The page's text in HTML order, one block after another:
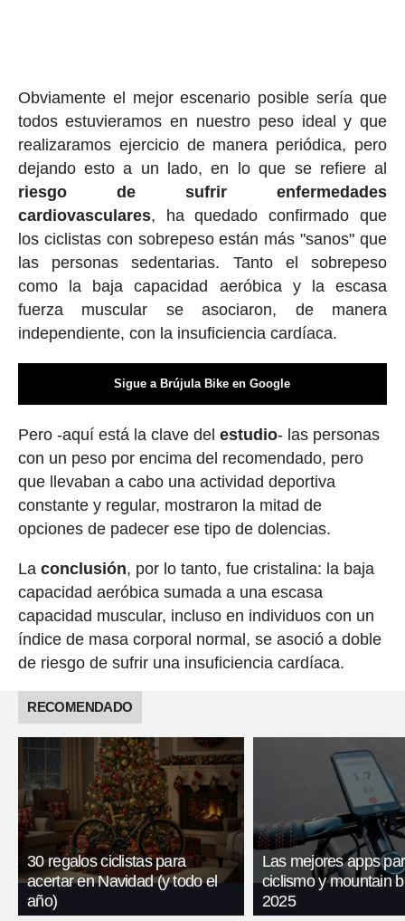
Obviamente el mejor escenario posible sería que
todos estuvieramos en nuestro peso ideal y que
realizaramos ejercicio de manera periódica, pero
dejando esto a un lado, en lo que se refiere al
riesgo de sufrir enfermedades
cardiovasculares, ha quedado confirmado que
los ciclistas con sobrepeso están más "sanos" que
las personas sedentarias. Tanto el sobrepeso
como la baja capacidad aeróbica y la escasa
fuerza muscular se asociaron, de manera
independiente, con la insuficiencia cardíaca.
Sigue a Brújula Bike en Google
Pero -aquí está la clave del estudio- las personas
con un peso por encima del recomendado, pero
que llevaban a cabo una actividad deportiva
constante y regular, mostraron la mitad de
opciones de padecer ese tipo de dolencias.
La conclusión, por lo tanto, fue cristalina: la baja
capacidad aeróbica sumada a una escasa
capacidad muscular, incluso en individuos con un
índice de masa corporal normal, se asoció a doble
de riesgo de sufrir una insuficiencia cardíaca.
RECOMENDADO
30 regalos ciclistas para
acertar en Navidad (y todo el
año)
Las mejores apps
ciclismo y mountain
2025